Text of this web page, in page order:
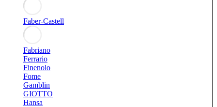
Faber-Castell
Fabriano
Ferrario
Finenolo
Fome
Gamblin
GIOTTO
Hansa